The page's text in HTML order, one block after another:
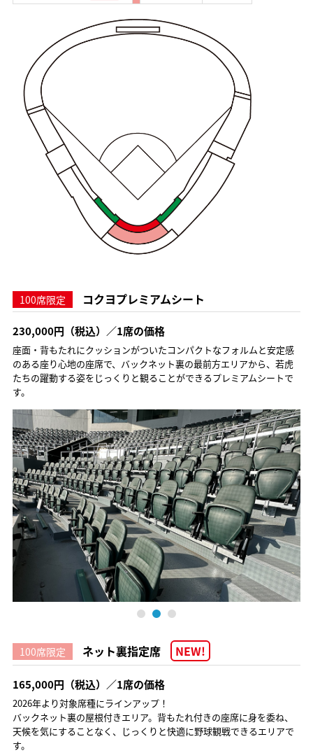
100席限定 コクヨプレミアムシート
230,000円（税込）／1席の価格
座面・背もたれにクッションがついたコンパクトなフォルムと安定感
のある座り心地の座席で、バックネット裏の最前方エリアから、若虎
たちの躍動する姿をじっくりと観ることができるプレミアムシートで
す。
100席限定 ネット裏指定席 NEW!
165,000円（税込）／1席の価格
2026年より対象席種にラインアップ！
バックネット裏の屋根付きエリア。背もたれ付きの座席に身を委ね、
天候を気にすることなく、じっくりと快適に野球観戦できるエリアで
す。